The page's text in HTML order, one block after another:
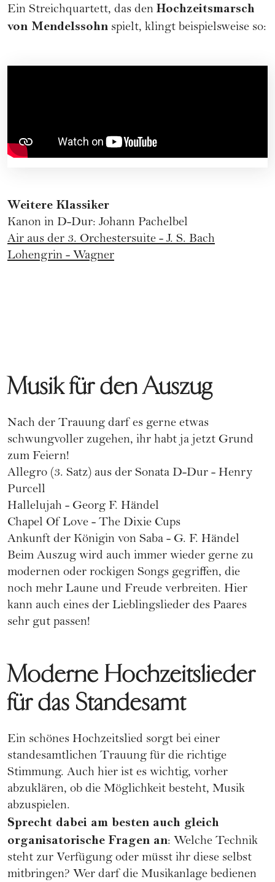
Ein Streichquartett, das den Hochzeitsmarsch
von Mendelssohn spielt, klingt beispielsweise so:
Weitere Klassiker
Kanon in D-Dur: Johann Pachelbel
Air aus der 3. Orchestersuite - J. S. Bach
Lohengrin - Wagner
Musik für den Auszug
Nach der Trauung darf es gerne etwas
schwungvoller zugehen, ihr habt ja jetzt Grund
zum Feiern!
Allegro (3. Satz) aus der Sonata D-Dur - Henry
Purcell
Hallelujah - Georg F. Händel
Chapel Of Love - The Dixie Cups
Ankunft der Königin von Saba - G. F. Händel
Beim Auszug wird auch immer wieder gerne zu
modernen oder rockigen Songs gegriffen, die
noch mehr Laune und Freude verbreiten. Hier
kann auch eines der Lieblingslieder des Paares
sehr gut passen!
Moderne Hochzeitslieder
für das Standesamt
Ein schönes Hochzeitslied sorgt bei einer
standesamtlichen Trauung für die richtige
Stimmung. Auch hier ist es wichtig, vorher
abzuklären, ob die Möglichkeit besteht, Musik
abzuspielen.
Sprecht dabei am besten auch gleich
organisatorische Fragen an: Welche Technik
steht zur Verfügung oder müsst ihr diese selbst
mitbringen? Wer darf die Musikanlage bedienen